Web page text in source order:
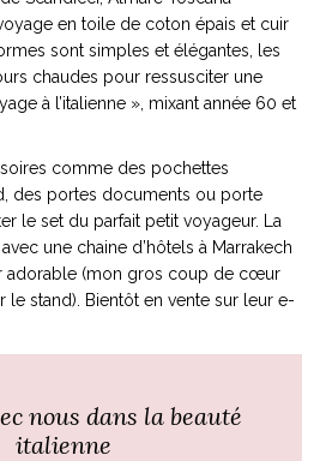
en toile de coton épais et cuir
sont simples et élégantes, les
chaudes pour ressusciter une
à l’italienne », mixant année 60 et
comme des pochettes
des portes documents ou porte
le set du parfait petit voyageur. La
une chaine d’hôtels à Marrakech
adorable (mon gros coup de cœur
le stand). Bientôt en vente sur leur e-
boutique multimarques San Lorenzo,
nous dans la beauté
italienne